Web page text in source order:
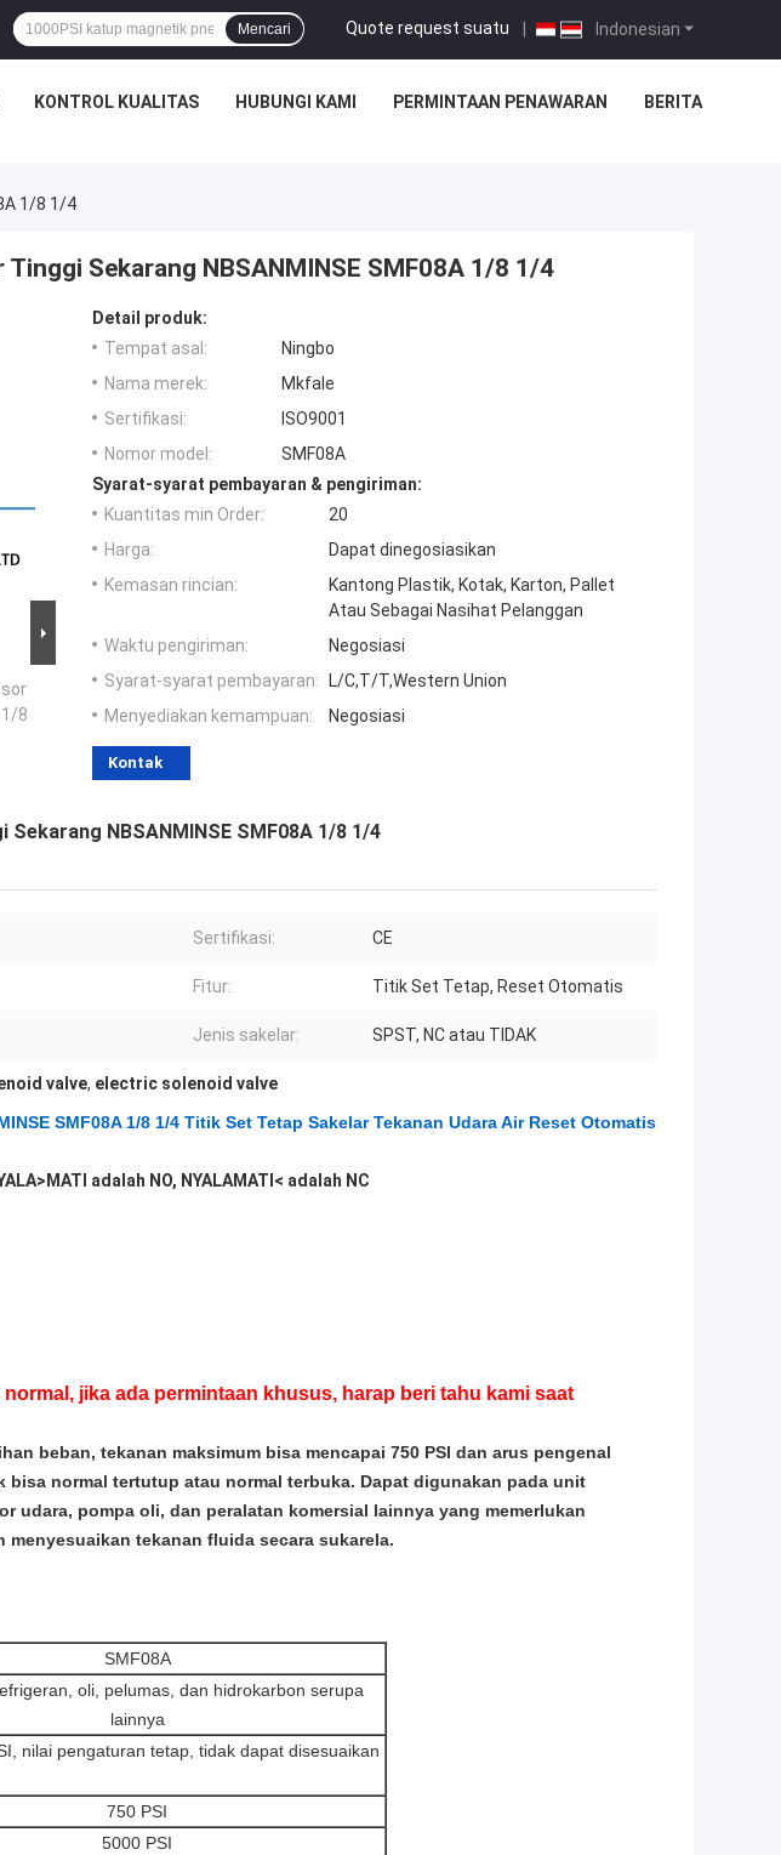
Indonesian
Quote request suatu |
Mencari
KONTROL KUALITAS HUBUNGI KAMI PERMINTAAN PENAWARAN BERITA
1/8 1/4
Sekarang NBSANMINSE SMF08A 1/8 1/4
1/8
Detail produk:
Tempat asal:
Ningbo
Nama merek:
Mkfale
Sertifikasi:
ISO9001
Nomor model:
SMF08A
Syarat-syarat pembayaran & pengiriman:
Kuantitas min Order:
20
Harga:
Dapat dinegosiasikan
Kemasan rincian:
Kantong Plastik, Kotak, Karton, Pallet
Atau Sebagai Nasihat Pelanggan
Waktu pengiriman:
Negosiasi
Syarat-syarat pembayaran:
L/C,T/T,Western Union
Menyediakan kemampuan:
Negosiasi
Kontak
NBSANMINSE SMF08A 1/8 1/4
Sertifikasi: CE
Fitur: Titik Set Tetap, Reset Otomatis
Jenis sakelar: SPST, NC atau TIDAK
valve, electric solenoid valve
SMF08A 1/8 1/4 Titik Set Tetap Sakelar Tekanan Udara Air Reset Otomatis
adalah NO, NYALAMATI< adalah NC
jika ada permintaan khusus, harap beri tahu kami saat
beban, tekanan maksimum bisa mencapai 750 PSI dan arus pengenal
bisa normal tertutup atau normal terbuka. Dapat digunakan pada unit
udara, pompa oli, dan peralatan komersial lainnya yang memerlukan
tekanan fluida secara sukarela.
SMF08A
oli, pelumas, dan hidrokarbon serupa
lainnya
nilai pengaturan tetap, tidak dapat disesuaikan
750 PSI
5000 PSI